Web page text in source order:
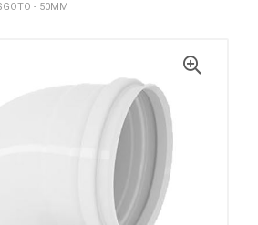
- 50MM